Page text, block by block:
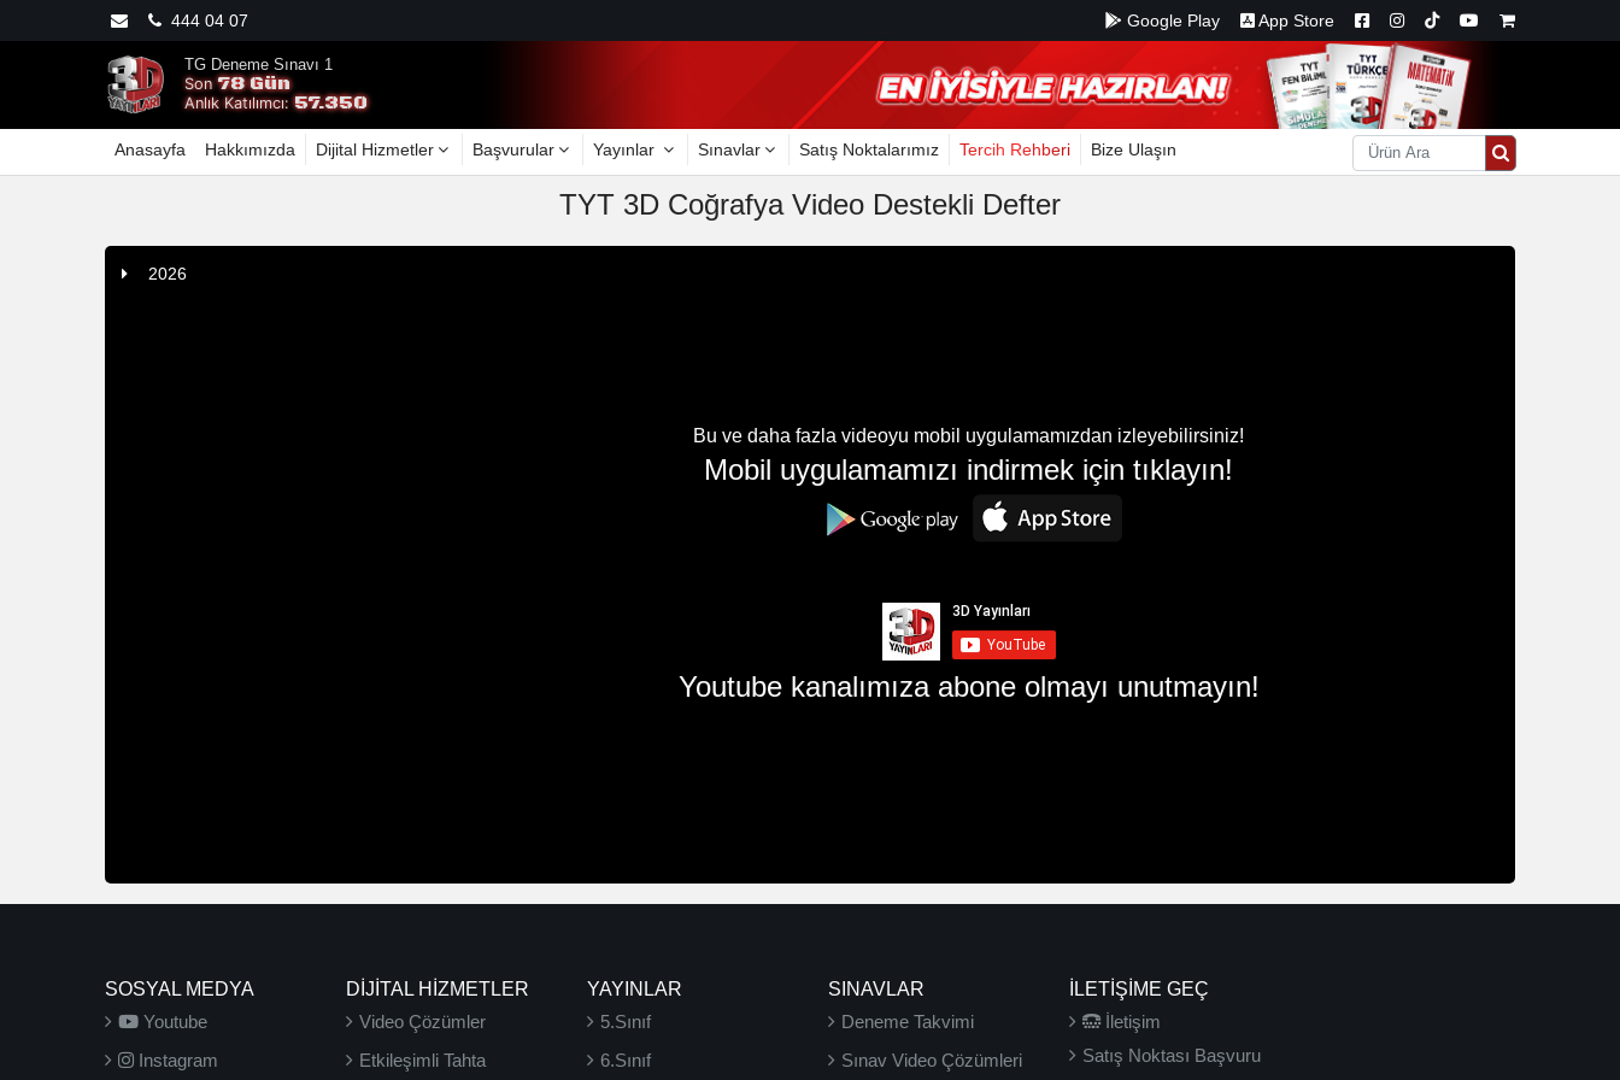
444 04 07 Google Play App Store
TG Deneme Sınavı 1
Son78 Gün
Anlık Katılımcı: 57.350
Anasayfa Hakkımızda Dijital Hizmetler Başvurular Yayınlar Sınavlar Satış Noktalarımız Tercih Rehberi Bize Ulaşın
TYT 3D Coğrafya Video Destekli Defter
2026
Bu ve daha fazla videoyu mobil uygulamamızdan izleyebilirsiniz!
Mobil uygulamamızı indirmek için tıklayın!
Youtube kanalımıza abone olmayı unutmayın!
SOSYAL MEDYA
Youtube
Instagram
DİJİTAL HİZMETLER
Video Çözümler
Etkileşimli Tahta
YAYINLAR
5.Sınıf
6.Sınıf
SINAVLAR
Deneme Takvimi
Sınav Video Çözümleri
İLETIŞIME GEÇ
İletişim
Satış Noktası Başvuru